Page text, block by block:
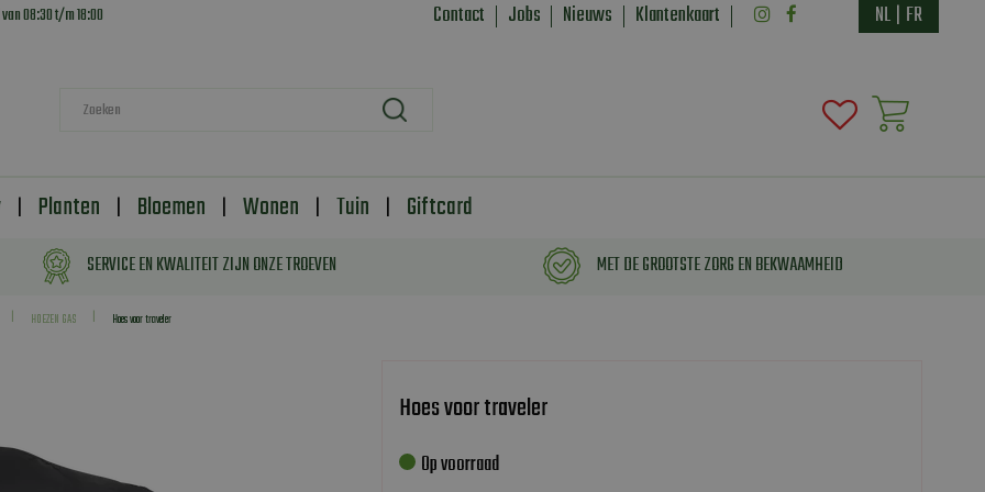
SERVICE EN KWALITEIT ZIJN ONZE TROEVEN MET DE GROOTSTE ZORG EN BEKWAAMHEID
HOEZEN GAS Hoes voor traveler
08:30t/m18:00 Contact Jobs Nieuws Klantenkaart NL | FR
Planten Bloemen Wonen Tuin Giftcard
Hoes voor traveler
Op voorraad